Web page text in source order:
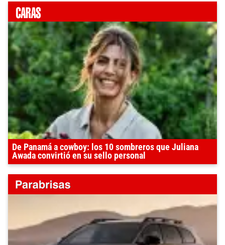
De Panamá a cowboy: los 10 sombreros que Juliana
Awada convirtió en su sello personal